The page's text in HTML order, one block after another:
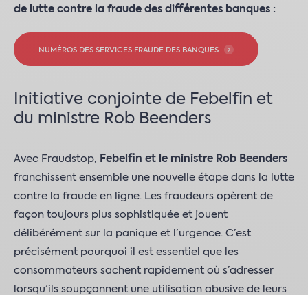
de lutte contre la fraude des différentes banques :
NUMÉROS DES SERVICES FRAUDE DES BANQUES
Initiative conjointe de Febelfin et
du ministre Rob Beenders
Avec Fraudstop, Febelfin et le ministre Rob Beenders
franchissent ensemble une nouvelle étape dans la lutte
contre la fraude en ligne. Les fraudeurs opèrent de
façon toujours plus sophistiquée et jouent
délibérément sur la panique et l’urgence. C’est
précisément pourquoi il est essentiel que les
consommateurs sachent rapidement où s’adresser
lorsqu’ils soupçonnent une utilisation abusive de leurs